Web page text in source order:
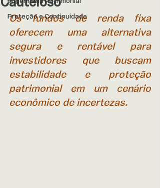
Proteção e Continuidade
Os fundos de renda fixa
oferecem uma alternativa
segura e rentável para
investidores que buscam
estabilidade e proteção
patrimonial em um cenário
econômico de incertezas.